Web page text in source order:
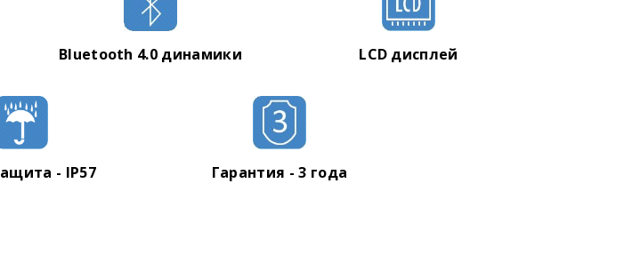
Bluetooth 4.0 динамики LCD дисплей
- IP57 Гарантия - 3 года